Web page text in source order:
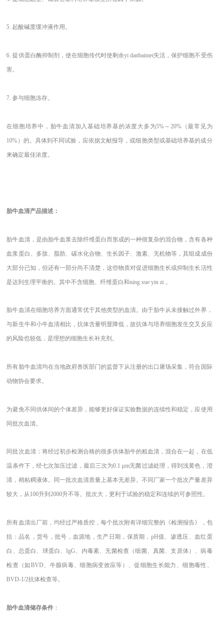
5. 起酸碱度缓冲液作用。
6. 提供蛋白酶抑制剂，使在细胞传代时使剩余yi danbaimei失活，保护细胞不受伤
害。
7. 参与细胞冻存。
在细胞培养中，胎牛血清加入基础培养基的浓度大多为5%～20%（最常见为
10%）的。具体到不同试验，应依据文献报导，或细胞类型或基础培养基的成分
来确定最佳浓度。
胎牛血清产品描述：
胎牛血清，是由胎牛血浆去除纤维蛋白而形成的一种很复杂的混合物，含有各种
血浆蛋白、多肽、脂肪、碳水化合物、生长因子、激素、无机物等，其组成成份
大部分已知，但还有一部分尚不清楚，这些物质对促进细胞生长或抑制生长活性
是达到生理平衡的。其中不含细胞、纤维蛋白和ning xue yin zi 。
胎牛血清在细胞培养方面通常优于其他类型的血清。由于胎牛从未接触过外界，
与新生牛和小牛血清相比，抗体含量明显降低，故抗体与培养细胞发生交叉反应
的风险也较低，是理想的细胞生长补充剂。
所有胎牛血清均在当地政府兽医部门的监督下从注册的出口屠场采集，符合国际
动物协会要求。
为避免不同供体间的个体差异，能够更好保证实验数据的连续性和稳定，应使用
同批次血清。
同批次血清：将经过初步检测合格的很多供体胎牛的粗血清，混合在一起，在低
温条件下，经七次加压过滤，最后三次为0.1 µm无菌过滤处理，得到浅黄色，澄
清，稍粘稠液体。同一批次血清质量上基本无差异。不同厂家一个批次产量差异
较大，从100升到2000升不等。批次大，更利于试验的稳定和连续的可参照性。
所有血清出厂前，均经过严格质控，每个批次附有详细完整的《检测报告》，包
括：品名，货号，批号，血源地，生产日期，保质期， pH值、渗透压、血红蛋
白、总蛋白、球蛋白、IgG、内毒素、无菌检查（细菌、真菌、支原体）、病毒
检查（如BVD、牛腺病毒、细胞病变效应等）、促细胞生长能力、细胞毒性、
BVD-1/2抗体检查等。
胎牛血清储存条件 ：